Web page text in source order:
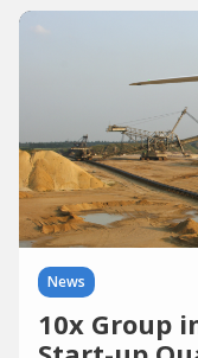
News
10x Group